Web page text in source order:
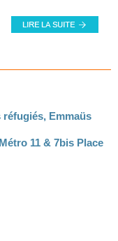
Emmaüs
11 & 7bis Place